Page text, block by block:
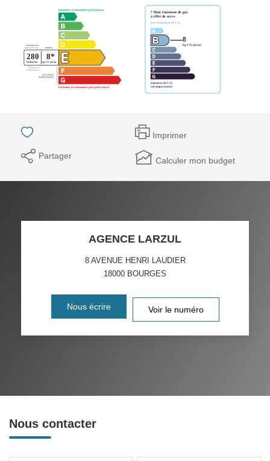
Imprimer
Partager Calculer mon budget
AGENCE LARZUL
8 AVENUE HENRI LAUDIER
18000 BOURGES
Nous écrire Voir le numéro
Nous contacter